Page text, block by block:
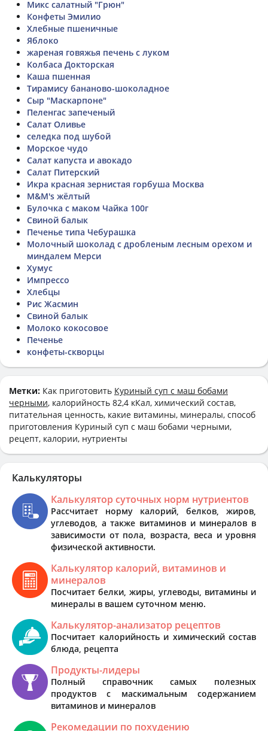
Микс салатный "Грюн"
Конфеты Эмилио
Хлебные пшеничные
Яблоко
жареная говяжья печень с луком
Колбаса Докторская
Каша пшенная
Тирамису бананово-шоколадное
Сыр "Маскарпоне"
Пеленгас запеченый
Салат Оливье
селедка под шубой
Морское чудо
Салат капуста и авокадо
Салат Питерский
Икра красная зернистая горбуша Москва
M&M's жёлтый
Булочка с маком Чайка 100г
Свиной балык
Печенье типа Чебурашка
Молочный шоколад с дробленым лесным орехом и
миндалем Мерси
Хумус
Импрессо
Хлебцы
Рис Жасмин
Свиной балык
Молоко кокосовое
Печенье
конфеты-скворцы
Метки: Как приготовить Куриный суп с маш бобами
черными, калорийность 82,4 кКал, химический состав,
питательная ценность, какие витамины, минералы, способ
приготовления Куриный суп с маш бобами черными,
рецепт, калории, нутриенты
Калькуляторы
Калькулятор суточных норм нутриентов
Рассчитает норму калорий, белков, жиров,
углеводов, а также витаминов и минералов в
зависимости от пола, возраста, веса и уровня
физической активности.
Калькулятор калорий, витаминов и
минералов
Посчитает белки, жиры, углеводы, витамины и
минералы в вашем суточном меню.
Калькулятор-анализатор рецептов
Посчитает калорийность и химический состав
блюда, рецепта
Продукты-лидеры
Полный справочник самых полезных
продуктов с маскимальным содержанием
витаминов и минералов
Рекомедации по похудению